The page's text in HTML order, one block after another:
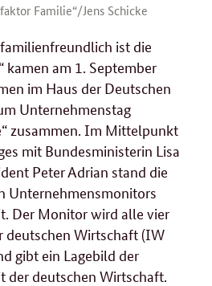
Familie“/Jens Schicke
ist die
kamen am 1. September
im Haus der Deutschen
Unternehmenstag
zusammen. Im Mittelpunkt
mit Bundesministerin Lisa
Peter Adrian stand die
Unternehmensmonitors
Der Monitor wird alle vier
deutschen Wirtschaft (IW
gibt ein Lagebild der
der deutschen Wirtschaft.